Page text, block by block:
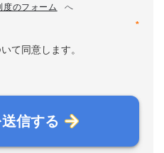
度のフォーム
へ
*
て同意します。
信する